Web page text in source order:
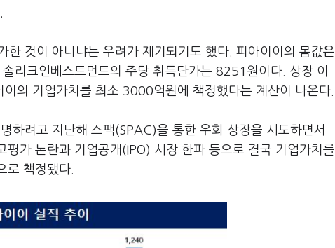
한 것이 아니냐는 우려가 제기되기도 했다. 피아이이의 몸값은
리크인베스트먼트의 주당 취득단가는 8251원이다. 상장 이
의 기업가치를 최소 3000억원에 책정했다는 계산이 나온다.
하려고 지난해 스팩(SPAC)을 통한 우회 상장을 시도하면서
가 논란과 기업공개(IPO) 시장 한파 등으로 결국 기업가치를
로 책정됐다.